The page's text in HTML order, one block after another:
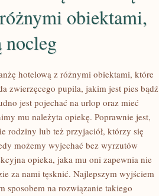
obiektami,
nocleg
hotelową z różnymi obiektami, które
zwierzęcego pupila, jakim jest pies bądź
jest pojechać na urlop oraz mieć
mu należyta opiekę. Poprawnie jest,
rodziny lub też przyjaciół, którzy się
możemy wyjechać bez wyrzutów
opieka, jaka mu oni zapewnia nie
za nami tęsknić. Najlepszym wyjściem
sposobem na rozwiązanie takiego